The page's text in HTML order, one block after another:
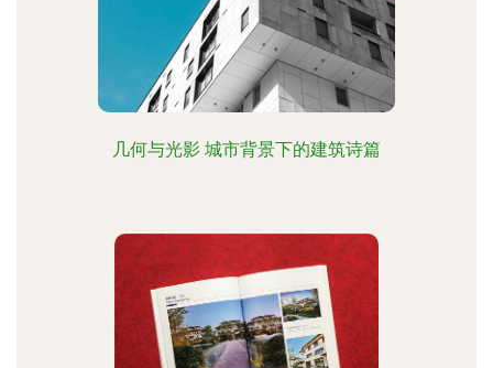
几何与光影 城市背景下的建筑诗篇